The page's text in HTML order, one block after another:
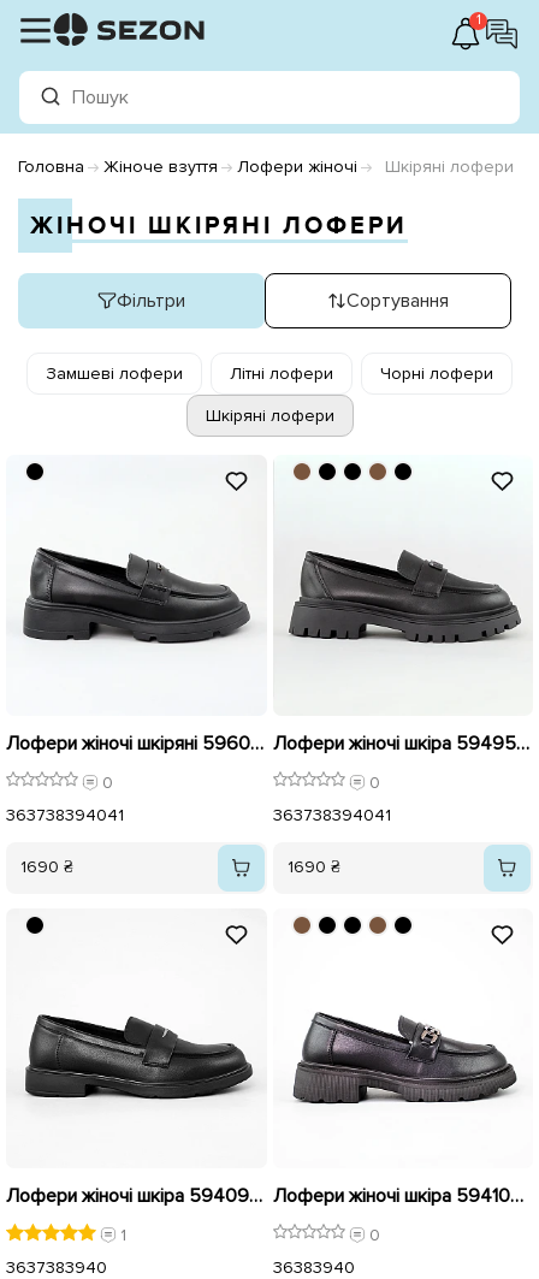
1
Головна Жіноче взуття Лофери жіночі Шкіряні лофери
ЖІНОЧІ ШКІРЯНІ ЛОФЕРИ
Фільтри Сортування
Замшеві лофери Літні лофери Чорні лофери
Шкіряні лофери
Лофери жіночі шкіряні 596022 Чорні
0
363738394041
1690 ₴
Лофери жіночі шкіра 594953 Чорні
0
363738394041
1690 ₴
Лофери жіночі шкіра 594099 Чорні
1
3637383940
Лофери жіночі шкіра 594103 Чорні розпродаж
0
36383940